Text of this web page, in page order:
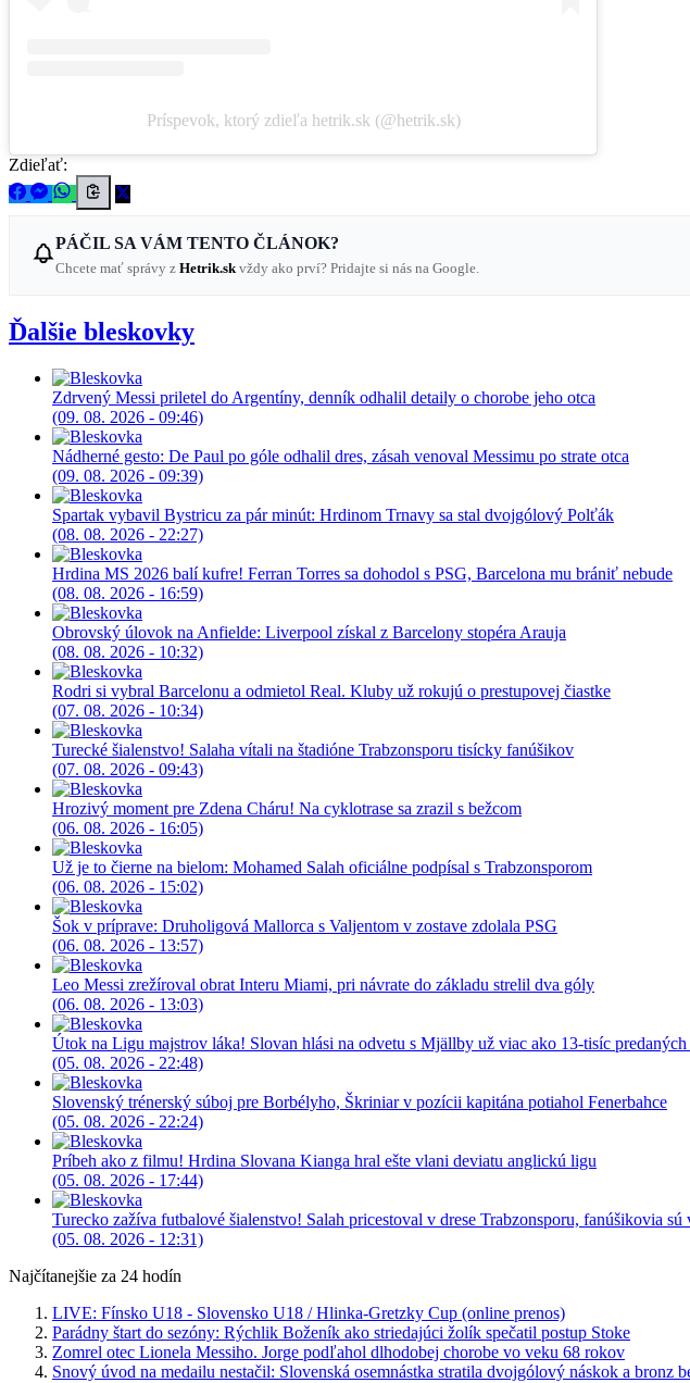
Príspevok, ktorý zdieľa hetrik.sk (@hetrik.sk)
Zdieľať:
PÁČIL SA VÁM TENTO ČLÁNOK?
Chcete mať správy z Hetrik.skvždy ako prví? Pridajte si nás na Google.
Ďalšie bleskovky
Zdrvený Messi priletel do Argentíny, denník odhalil detaily o chorobe jeho otca
(09. 08. 2026 - 09:46)
Nádherné gesto: De Paul po góle odhalil dres, zásah venoval Messimu po strate otca
(09. 08. 2026 - 09:39)
Spartak vybavil Bystricu za pár minút: Hrdinom Trnavy sa stal dvojgólový Polťák
(08. 08. 2026 - 22:27)
Hrdina MS 2026 balí kufre! Ferran Torres sa dohodol s PSG, Barcelona mu brániť nebude
(08. 08. 2026 - 16:59)
Obrovský úlovok na Anfielde: Liverpool získal z Barcelony stopéra Arauja
(08. 08. 2026 - 10:32)
Rodri si vybral Barcelonu a odmietol Real. Kluby už rokujú o prestupovej čiastke
(07. 08. 2026 - 10:34)
Turecké šialenstvo! Salaha vítali na štadióne Trabzonsporu tisícky fanúšikov
(07. 08. 2026 - 09:43)
Hrozivý moment pre Zdena Cháru! Na cyklotrase sa zrazil s bežcom
(06. 08. 2026 - 16:05)
Už je to čierne na bielom: Mohamed Salah oficiálne podpísal s Trabzonsporom
(06. 08. 2026 - 15:02)
Šok v príprave: Druholigová Mallorca s Valjentom v zostave zdolala PSG
(06. 08. 2026 - 13:57)
Leo Messi zrežíroval obrat Interu Miami, pri návrate do základu strelil dva góly
(06. 08. 2026 - 13:03)
Útok na Ligu majstrov láka! Slovan hlási na odvetu s Mjällby už viac ako 13-tisíc
(05. 08. 2026 - 22:48)
Slovenský trénerský súboj pre Borbélyho, Škriniar v pozícii kapitána potiahol Fenerbahce
(05. 08. 2026 - 22:24)
Príbeh ako z filmu! Hrdina Slovana Kianga hral ešte vlani deviatu anglickú ligu
(05. 08. 2026 - 17:44)
Turecko zažíva futbalové šialenstvo! Salah pricestoval v drese Trabzonsporu, fanúšikovia
(05. 08. 2026 - 12:31)
Najčítanejšie za 24 hodín
LIVE: Fínsko U18 - Slovensko U18 / Hlinka-Gretzky Cup (online prenos)
Parádny štart do sezóny: Rýchlik Boženík ako striedajúci žolík spečatil postup Stoke
Zomrel otec Lionela Messiho. Jorge podľahol dlhodobej chorobe vo veku 68 rokov
Snový úvod na medailu nestačil: Slovenská osemnástka stratila dvojgólový náskok a bronz